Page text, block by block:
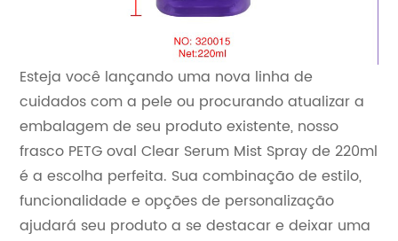
Esteja você lançando uma nova linha de
cuidados com a pele ou procurando atualizar a
embalagem de seu produto existente, nosso
frasco PETG oval Clear Serum Mist Spray de 220ml
é a escolha perfeita. Sua combinação de estilo,
funcionalidade e opções de personalização
ajudará seu produto a se destacar e deixar uma